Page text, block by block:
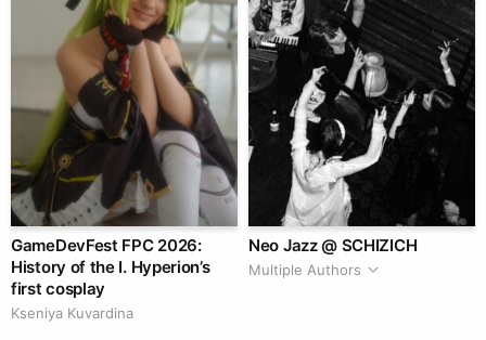
GameDevFest FPC 2026:
History of the I. Hyperion’s
first cosplay
Kseniya Kuvardina
Neo Jazz @ SCHIZICH
Multiple Authors